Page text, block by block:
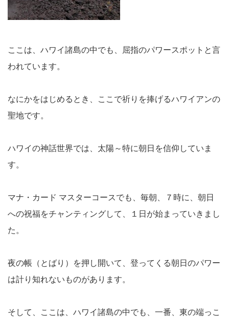
ここは、ハワイ諸島の中でも、屈指のパワースポットと言
われています。
なにかをはじめるとき、ここで祈りを捧げるハワイアンの
聖地です。
ハワイの神話世界では、太陽～特に朝日を信仰していま
す。
マナ・カード マスターコースでも、毎朝、７時に、朝日
への祝福をチャンティングして、１日が始まっていきまし
た。
夜の帳（とばり）を押し開いて、登ってくる朝日のパワー
は計り知れないものがあります。
そして、ここは、ハワイ諸島の中でも、一番、東の端っこ